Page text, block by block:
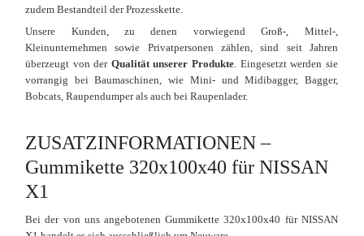
zudem Bestandteil der Prozesskette.
Unsere Kunden, zu denen vorwiegend Groß-, Mittel-,
Kleinunternehmen sowie Privatpersonen zählen, sind seit Jahren
überzeugt von der Qualität unserer Produkte. Eingesetzt werden sie
vorrangig bei Baumaschinen, wie Mini- und Midibagger, Bagger,
Bobcats, Raupendumper als auch bei Raupenlader.
ZUSATZINFORMATIONEN –
Gummikette 320x100x40 für NISSAN
X1
Bei der von uns angebotenen Gummikette 320x100x40 für NISSAN